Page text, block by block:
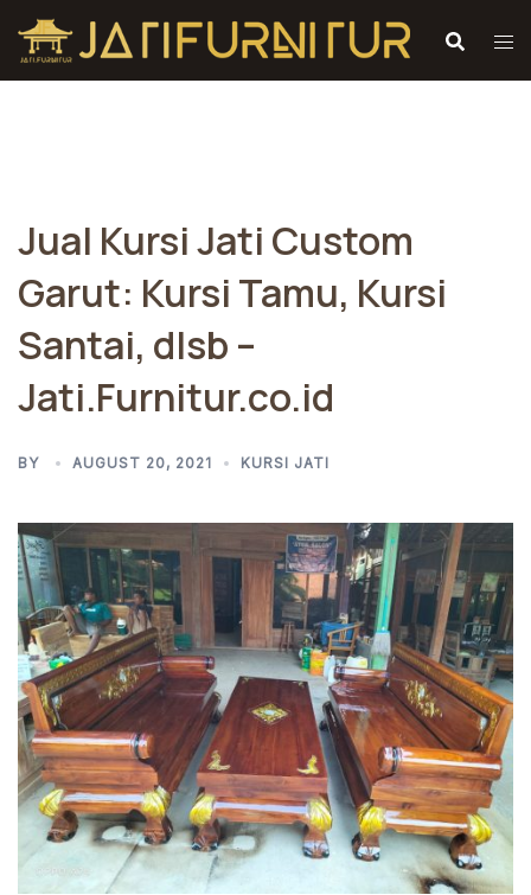
Skip
content
Jual Kursi Jati Custom
Garut: Kursi Tamu, Kursi
Santai, dlsb –
Jati.Furnitur.co.id
BY AUGUST 20, 2021 KURSI JATI